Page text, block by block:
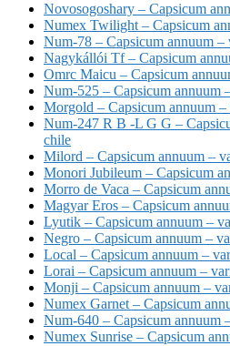
Novosogoshary – Capsicum
Numex Twilight – Capsicum
Num-78 – Capsicum annuum –
Nagykállói Tf – Capsicum
Omrc Maicu – Capsicum
Num-525 – Capsicum annuum
Morgold – Capsicum annuum –
Num-247 R B -L G G –
chile
Milord – Capsicum annuum –
Monori Jubileum – Capsicum
Morro de Vaca – Capsicum
Magyar Eros – Capsicum
Lyutik – Capsicum annuum –
Negro – Capsicum annuum –
Local – Capsicum annuum –
Lorai – Capsicum annuum –
Monji – Capsicum annuum –
Numex Garnet – Capsicum
Num-640 – Capsicum annuum
Numex Sunrise – Capsicum